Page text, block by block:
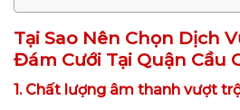
Tại Sao Nên Chọn Dịch
Đám Cưới Tại Quận Cầu
1. Chất lượng âm thanh vượt